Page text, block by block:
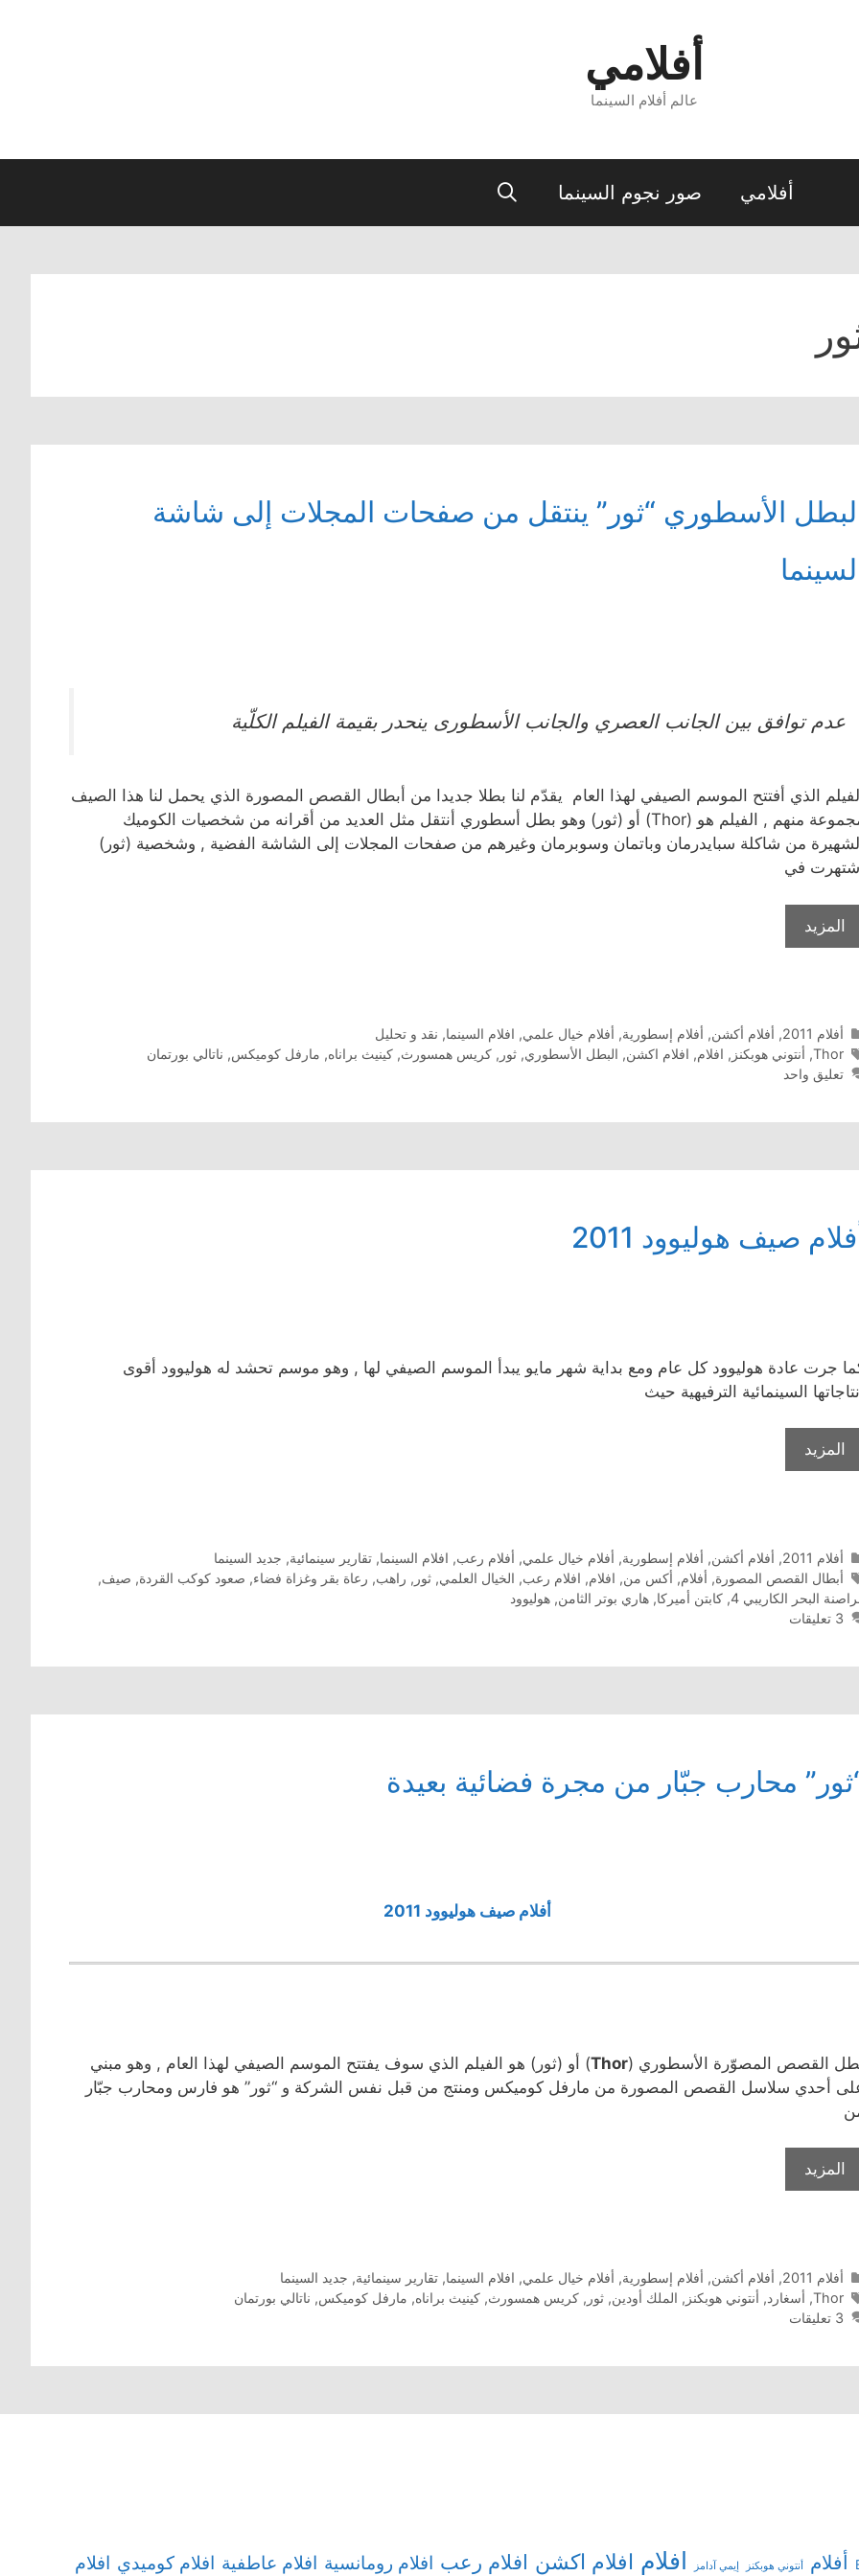
أفلامي
عالم أفلام السينما
أفلامي صور نجوم السينما
الأسطوري “ثور” ينتقل من صفحات المجلات إلى شاشة
عدم توافق بين الجانب العصري والجانب الأسطورى ينحدر بقيمة الفيلم الكلّية
الفيلم الذي أفتتح الموسم الصيفي لهذا العام يقدّم لنا بطلا جديدا من أبطال القصص المصورة الذي يحمل لنا هذا الصيف
مجموعة منهم , الفيلم هو (Thor) أو (ثور) وهو بطل أسطوري أنتقل مثل العديد من أقرانه من شخصيات الكوميك
الشهيرة من شاكلة سبايدرمان وباتمان وسوبرمان وغيرهم من صفحات المجلات إلى الشاشة الفضية , وشخصية (ثور)
أشتهرت في
المزيد
التصنيفات
أفلام 2011 , أفلام أكشن, أفلام إسطورية, أفلام خيال علمي, افلام السينما, نقد و تحليل
الوسوم
Thor
, أنتوني هوبكنز , افلام, افلام اكشن, البطل الأسطوري, ثور , كريس همسورث, كينيث براناه, مارفل كوميكس, ناتالي بورتمان
تعليق واحد
صيف هوليوود 2011
جرت عادة هوليوود كل عام ومع بداية شهر مايو يبدأ الموسم الصيفي لها , وهو موسم تحشد له هوليوود أقوى
السينمائية الترفيهية حيث
المزيد
التصنيفات
أفلام 2011 , أفلام أكشن, أفلام إسطورية, أفلام خيال علمي, أفلام رعب, افلام السينما, تقارير سينمائية, جديد السينما
الوسوم
أبطال القصص المصورة, أفلام, أكس من, افلام, افلام رعب, الخيال العلمي, ثور , راهب, رعاة بقر وغزاة فضاء, صعود كوكب القردة, صيف,
البحر الكاريبي 4
, كابتن أميركا, هاري بوتر الثامن, هوليوود
3 تعليقات
محارب جبّار من مجرة فضائية بعيدة
أفلام صيف هوليوود 2011
القصص المصوّرة الأسطوري (Thor) أو (ثور) هو الفيلم الذي سوف يفتتح الموسم الصيفي لهذا العام , وهو مبني
أحدي سلاسل القصص المصورة من مارفل كوميكس ومنتج من قبل نفس الشركة و “ثور” هو فارس ومحارب جبّار
المزيد
التصنيفات
أفلام 2011 , أفلام أكشن, أفلام إسطورية, أفلام خيال علمي, افلام السينما, تقارير سينمائية, جديد السينما
الوسوم
Thor
, أسغارد, أنتوني هوبكنز , الملك أودين, ثور , كريس همسورث, كينيث براناه, مارفل كوميكس, ناتالي بورتمان
3 تعليقات
أفلام أنتوني هوبكنز إيمي آدامز افلام افلام اكشن افلام رعب افلام رومانسية افلام عاطفية افلام كوميدي افلام